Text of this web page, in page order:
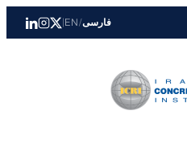
فارسی/
EN
|